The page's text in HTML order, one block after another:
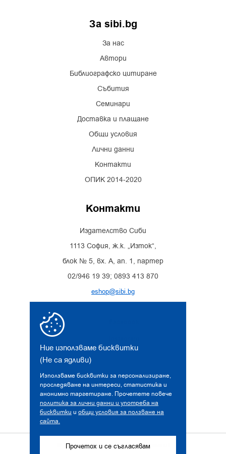
Ние използваме бисквитки
(Не са ядливи)
Използваме бисквитки за персонализиране,
проследяване на интереси, статистика и
анонимно таргетиране. Прочетете повече
политика за лични данни и употреба на
бисквитки и общи условия за ползване на
сайта.
Прочетох и се съгласявам
За sibi.bg
За нас
Автори
Библиографско цитиране
Събития
Семинари
Доставка и плащане
Общи условия
Лични данни
Контакти
ОПИК 2014-2020
Контакти
Издателство Сиби
1113 София, ж.к. „Изток“,
блок № 5, вх. А, ап. 1, партер
02/946 19 39; 0893 413 870
eshop@sibi.bg
© 2026 sibi.bg. Всички права запазени!